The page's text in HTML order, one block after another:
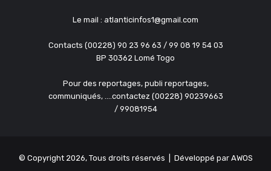
Le mail : atlanticinfos1@gmail.com
Contacts (00228) 90 23 96 63 / 99 08 19 54 03
BP 30362 Lomé Togo
Pour des reportages, publi reportages,
communiqués, ....contactez (00228) 90239663
/ 99081954
© Copyright 2026, Tous droits réservés | Développé par AWOS